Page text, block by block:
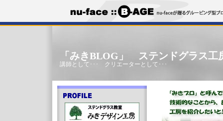
「みきBLOG」 ステンドグラス工
講師として･･･ クリエーターとして･･･